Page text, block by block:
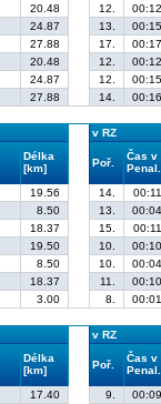
20.48 12.
24.87 13.
27.88 17.
20.48 12.
24.87 12.
27.88 14.
v RZ
Délka
[km]
Poř.
Čas v
Penal.
19.56 14.
8.50 13.
18.37 15.
19.50 10.
8.50 10.
18.37 11.
3.00 8.
v RZ
Délka
[km]
Poř.
Čas v
Penal.
17.40 9.